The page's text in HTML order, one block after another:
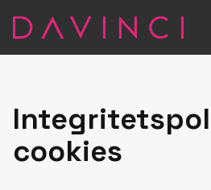
cookies